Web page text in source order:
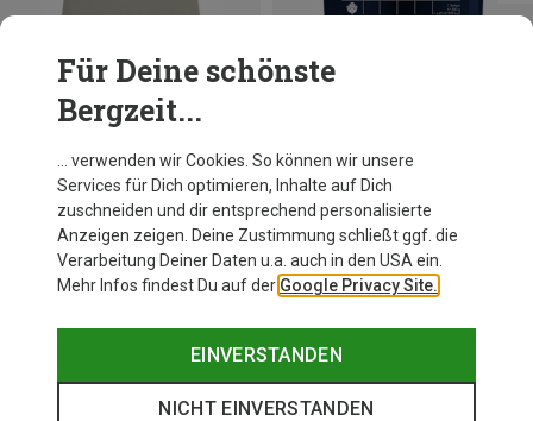
Du sparst 41%
Für Deine schönste
Bergzeit...
… verwenden wir Cookies. So können wir unsere
Services für Dich optimieren, Inhalte auf Dich
zuschneiden und dir entsprechend personalisierte
Anzeigen zeigen. Deine Zustimmung schließt ggf. die
Verarbeitung Deiner Daten u.a. auch in den USA ein.
Mehr Infos findest Du auf der Google Privacy Site.
EINVERSTANDEN
NICHT EINVERSTANDEN